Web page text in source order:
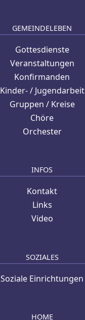
GEMEINDELEBEN
Gottesdienste
Veranstaltungen
Konfirmanden
Kinder- / Jugendarbeit
Gruppen / Kreise
Chöre
Orchester
INFOS
Kontakt
Links
Video
SOZIALES
Soziale Einrichtungen
HOME